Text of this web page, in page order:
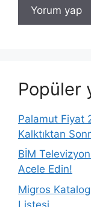
Popüler
Palamut Fiyat
Kalktıktan
BİM
Acele Edin!
Migros
Listesi